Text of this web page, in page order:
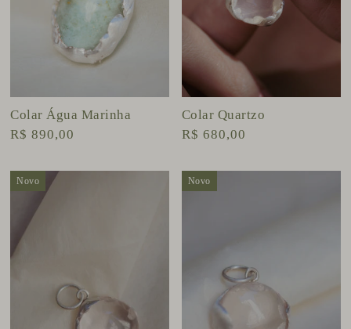
Colar Água Marinha
R$ 890,00
Colar Quartzo
R$ 680,00
Novo Novo